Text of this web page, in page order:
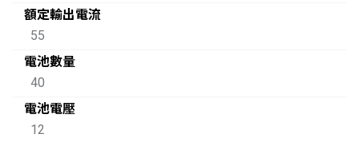
額定輸出電流
55
電池數量
40
電池電壓
12